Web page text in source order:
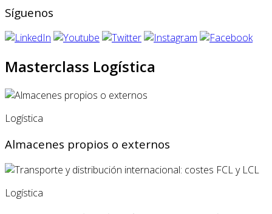
Síguenos
Masterclass Logística
Logística
Almacenes propios o externos
Logística